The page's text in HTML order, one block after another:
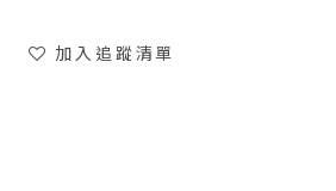
加入追蹤清單